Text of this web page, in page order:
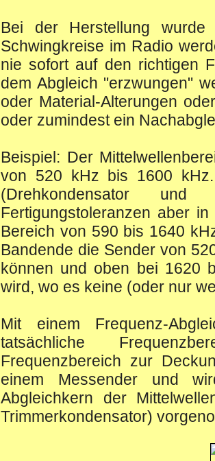
Bei der Herstellung
Schwingkreise im Radio
nie sofort auf den richtigen
dem Abgleich "erzwungen"
oder Material-Alterungen
oder zumindest ein
Beispiel: Der
von 520 kHz bis 1600 kHz.
(Drehkondensator
Fertigungstoleranzen aber
Bereich von 590 bis 1640
Bandende die Sender von
können und oben bei 1620
wird, wo es keine (oder nur
Mit einem Frequenz-
tatsächliche
Frequenzbereich zur
einem Messender und
Abgleichkern der
Trimmerkondensator)